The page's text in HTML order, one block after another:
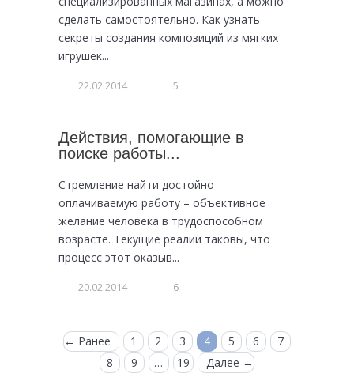
сделать самостоятельно. Как узнать
секреты создания композиций из мягких
игрушек...
22.02.2014 5
Действия, помогающие в
поиске работы...
Стремление найти достойно
оплачиваемую работу – объективное
желание человека в трудоспособном
возрасте. Текущие реалии таковы, что
процесс этот оказыв...
20.02.2014 6
← Ранее 1 2 3 4 5 6
7
8
9 … 19 Далее →